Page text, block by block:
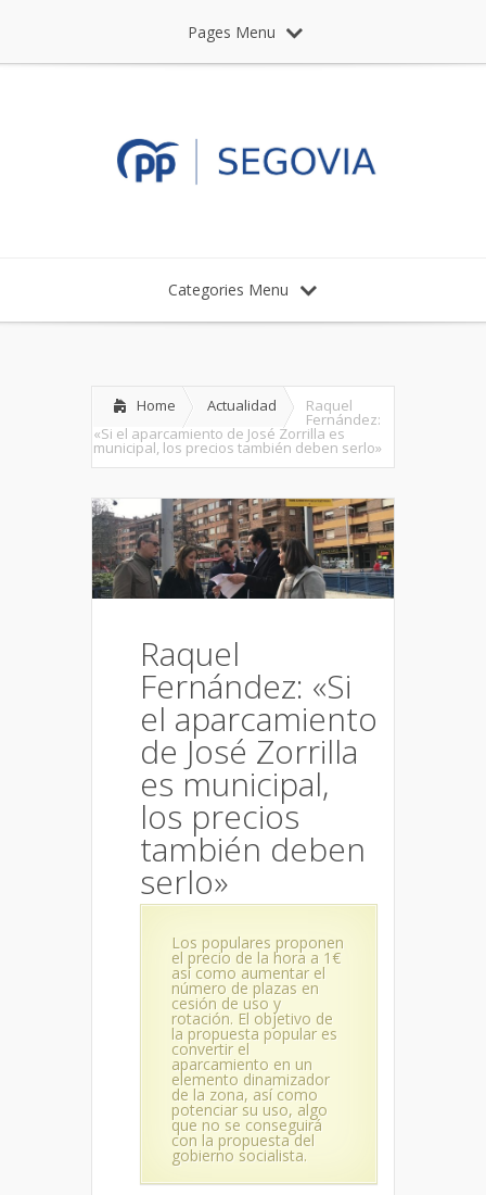
Pages Menu
Categories Menu
Home Actualidad Raquel
Fernández:
«Si el aparcamiento de José Zorrilla es
municipal, los precios también deben serlo»
Raquel
Fernández: «Si
el aparcamiento
de José Zorrilla
es municipal,
los precios
también deben
serlo»
Los populares proponen
el precio de la hora a 1€
así como aumentar el
número de plazas en
cesión de uso y
rotación. El objetivo de
la propuesta popular es
convertir el
aparcamiento en un
elemento dinamizador
de la zona, así como
potenciar su uso, algo
que no se conseguirá
con la propuesta del
gobierno socialista.